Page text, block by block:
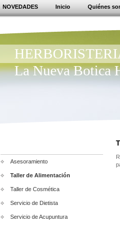
NOVEDADES Inicio Quiénes
La Nueva Botica
Asesoramiento
Taller de Alimentación
Taller de Cosmética
Servicio de Dietista
Servicio de Acupuntura